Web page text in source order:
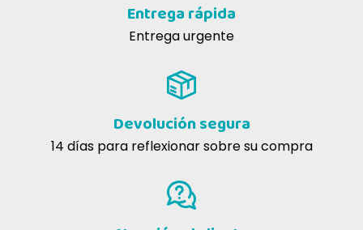
Entrega rápida
Entrega urgente
Devolución segura
14 días para reflexionar sobre su compra